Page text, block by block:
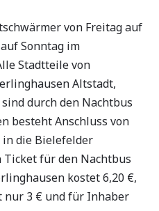
von Freitag auf
Sonntag im
Stadtteile von
Altstadt,
durch den Nachtbus
besteht Anschluss von
die Bielefelder
Ticket für den Nachtbus
kostet 6,20 €,
nur 3 € und für Inhaber